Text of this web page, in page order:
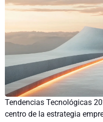
Tendencias Tecnológicas
centro de la estrategia